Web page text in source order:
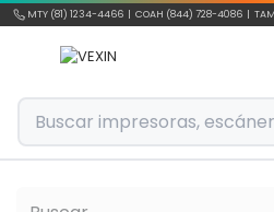
Ir al contenido
MTY (81) 1234-4466 | COAH (844) 728-4086 |